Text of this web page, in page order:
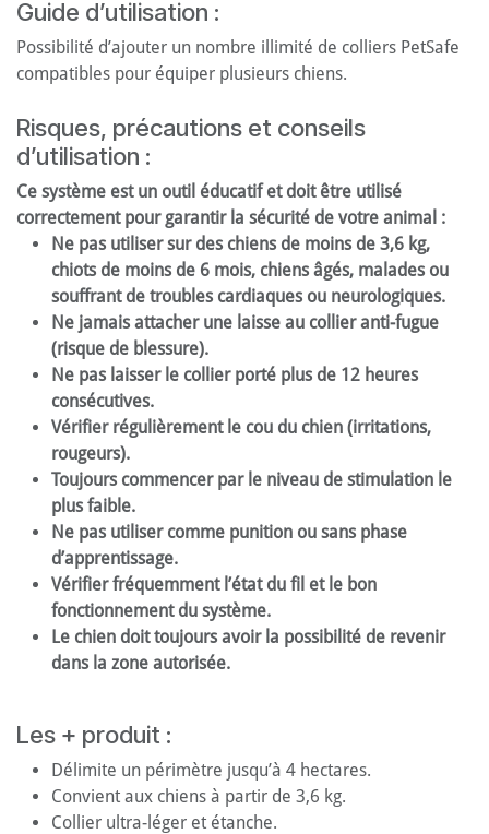
Guide d’utilisation :
Possibilité d’ajouter un nombre illimité de colliers PetSafe
compatibles pour équiper plusieurs chiens.
Risques, précautions et conseils
d’utilisation :
Ce système est un outil éducatif et doit être utilisé
correctement pour garantir la sécurité de votre animal :
Ne pas utiliser sur des chiens de moins de 3,6 kg,
chiots de moins de 6 mois, chiens âgés, malades ou
souffrant de troubles cardiaques ou neurologiques.
Ne jamais attacher une laisse au collier anti-fugue
(risque de blessure).
Ne pas laisser le collier porté plus de 12 heures
consécutives.
Vérifier régulièrement le cou du chien (irritations,
rougeurs).
Toujours commencer par le niveau de stimulation le
plus faible.
Ne pas utiliser comme punition ou sans phase
d’apprentissage.
Vérifier fréquemment l’état du fil et le bon
fonctionnement du système.
Le chien doit toujours avoir la possibilité de revenir
dans la zone autorisée.
Les + produit :
Délimite un périmètre jusqu’à 4 hectares.
Convient aux chiens à partir de 3,6 kg.
Collier ultra-léger et étanche.